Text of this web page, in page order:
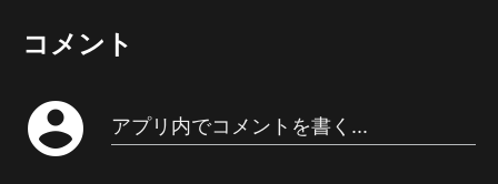
コメント
account_circle アプリ内でコメントを書く...